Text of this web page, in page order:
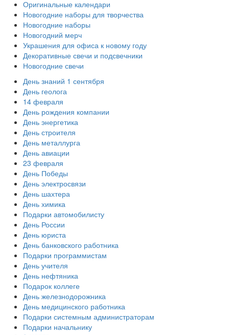
Оригинальные календари
Новогодние наборы для творчества
Новогодние наборы
Новогодний мерч
Украшения для офиса к новому году
Декоративные свечи и подсвечники
Новогодние свечи
День знаний 1 сентября
День геолога
14 февраля
День рождения компании
День энергетика
День строителя
День металлурга
День авиации
23 февраля
День Победы
День электросвязи
День шахтера
День химика
Подарки автомобилисту
День России
День юриста
День банковского работника
Подарки программистам
День учителя
День нефтяника
Подарок коллеге
День железнодорожника
День медицинского работника
Подарки системным администраторам
Подарки начальнику